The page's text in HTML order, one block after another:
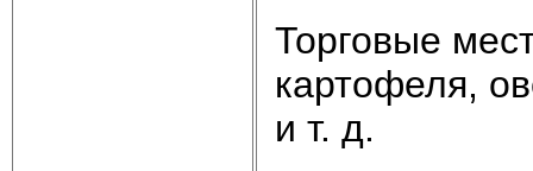
Торговые
картофеля,
и т. д.